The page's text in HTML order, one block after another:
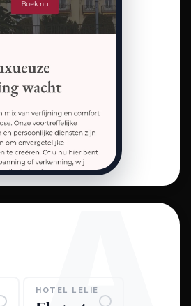
HOTEL LELIE